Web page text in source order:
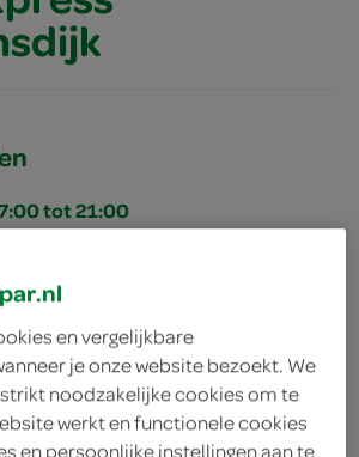
tot 21:00
tot 21:00
tot 21:00
tot 21:00
tot 21:00
en vergelijkbare
je onze website bezoekt. We
noodzakelijke cookies om te
werkt en functionele cookies
en persoonlijke instellingen aan te